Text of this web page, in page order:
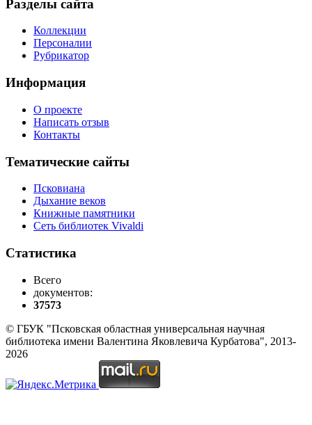
Разделы сайта
Коллекции
Персоналии
Рубрикатор
Информация
О проекте
Написать отзыв
Контакты
Тематические сайты
Псковиана
Дыхание веков
Книжные памятники
Сеть библиотек Vivaldi
Статистика
Всего
документов:
37573
© ГБУК "Псковская областная универсальная научная
библиотека имени Валентина Яковлевича Курбатова", 2013-
2026